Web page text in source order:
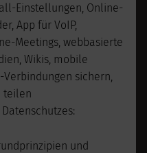
Einstellungen, Online-
App für VoIP,
Meetings, webbasierte
Wikis, mobile
Verbindungen sichern,
teilen
und